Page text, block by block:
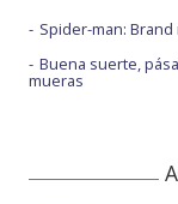
Spider-man: Brand
Buena suerte,
mueras